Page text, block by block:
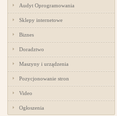
Audyt Oprogramowania
Sklepy internetowe
Biznes
Doradztwo
Maszyny i urządzenia
Pozycjonowanie stron
Video
Ogłoszenia